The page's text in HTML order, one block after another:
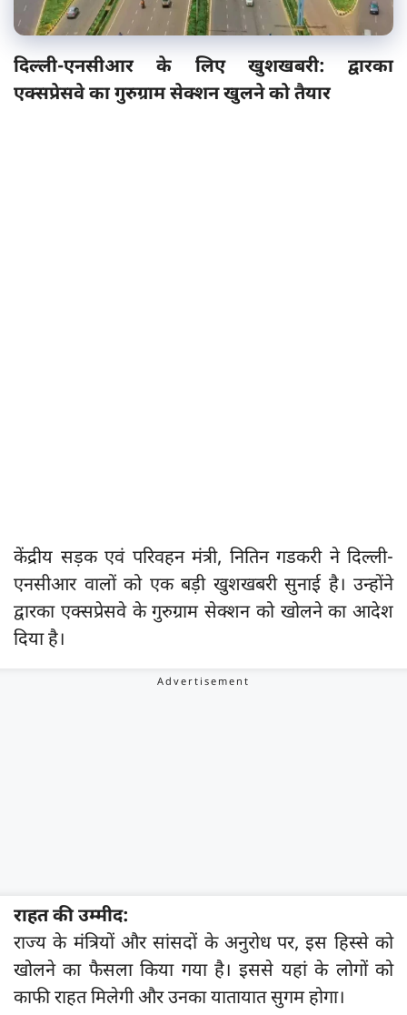
दिल्ली-एनसीआर के लिए खुशखबरी: द्वारका
एक्सप्रेसवे का गुरुग्राम सेक्शन खुलने को तैयार
केंद्रीय सड़क एवं परिवहन मंत्री, नितिन गडकरी ने दिल्ली-
एनसीआर वालों को एक बड़ी खुशखबरी सुनाई है। उन्होंने
द्वारका एक्सप्रेसवे के गुरुग्राम सेक्शन को खोलने का आदेश
दिया है।
राहत की उम्मीद:
राज्य के मंत्रियों और सांसदों के अनुरोध पर, इस हिस्से को
खोलने का फैसला किया गया है। इससे यहां के लोगों को
काफी राहत मिलेगी और उनका यातायात सुगम होगा।